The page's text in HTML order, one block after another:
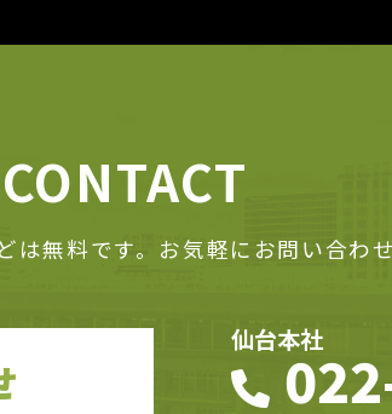
CONTACT
は無料です。お気軽にお問い合わせ
仙台本社